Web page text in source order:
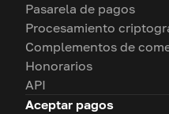
Pasarela de pagos
Procesamiento
Complementos de
Honorarios
API
Aceptar pagos